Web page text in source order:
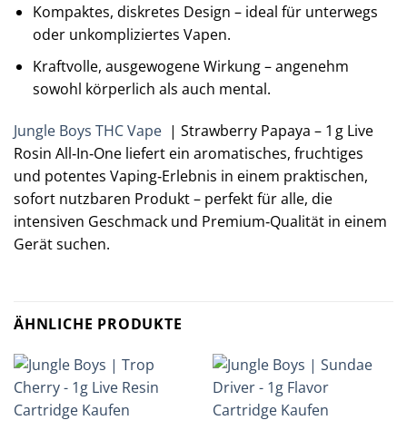
Kompaktes, diskretes Design – ideal für unterwegs
oder unkompliziertes Vapen.
Kraftvolle, ausgewogene Wirkung – angenehm
sowohl körperlich als auch mental.
Jungle Boys THC Vape | Strawberry Papaya – 1 g Live
Rosin All‑In‑One liefert ein aromatisches, fruchtiges
und potentes Vaping‑Erlebnis in einem praktischen,
sofort nutzbaren Produkt – perfekt für alle, die
intensiven Geschmack und Premium‑Qualität in einem
Gerät suchen.
ÄHNLICHE PRODUKTE